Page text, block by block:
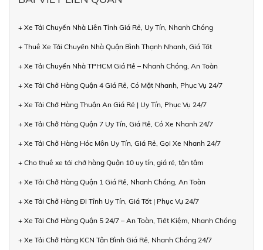
+ Xe Tải Chuyển Nhà Liên Tỉnh Giá Rẻ, Uy Tín, Nhanh Chóng
+ Thuê Xe Tải Chuyển Nhà Quận Bình Thạnh Nhanh, Giá Tốt
+ Xe Tải Chuyển Nhà TPHCM Giá Rẻ – Nhanh Chóng, An Toàn
+ Xe Tải Chở Hàng Quận 4 Giá Rẻ, Có Mặt Nhanh, Phục Vụ 24/7
+ Xe Tải Chở Hàng Thuận An Giá Rẻ | Uy Tín, Phục Vụ 24/7
+ Xe Tải Chở Hàng Quận 7 Uy Tín, Giá Rẻ, Có Xe Nhanh 24/7
+ Xe Tải Chở Hàng Hóc Môn Uy Tín, Giá Rẻ, Gọi Xe Nhanh 24/7
+ Cho thuê xe tải chở hàng Quận 10 uy tín, giá rẻ, tận tâm
+ Xe Tải Chở Hàng Quận 1 Giá Rẻ, Nhanh Chóng, An Toàn
+ Xe Tải Chở Hàng Đi Tỉnh Uy Tín, Giá Tốt | Phục Vụ 24/7
+ Xe Tải Chở Hàng Quận 5 24/7 – An Toàn, Tiết Kiệm, Nhanh Chóng
+ Xe Tải Chở Hàng KCN Tân Bình Giá Rẻ, Nhanh Chóng 24/7